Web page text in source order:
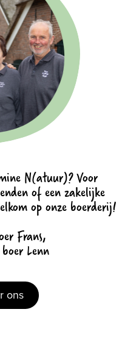
N(atuur)? Voor
of een zakelijke
op onze boerderij!
Frans,
Lenn
ons